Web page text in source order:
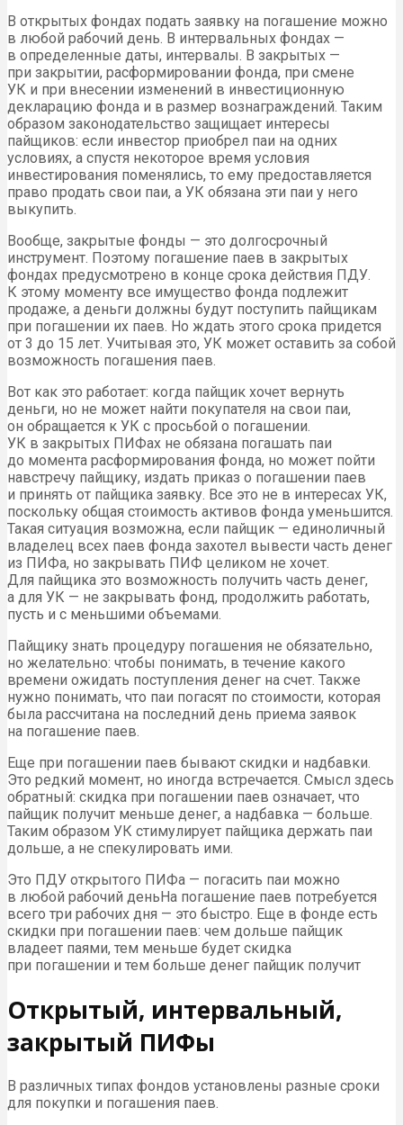
В открытых фондах подать заявку на погашение можно
в любой рабочий день. В интервальных фондах —
в определенные даты, интервалы. В закрытых —
при закрытии, расформировании фонда, при смене
УК и при внесении изменений в инвестиционную
декларацию фонда и в размер вознаграждений. Таким
образом законодательство защищает интересы
пайщиков: если инвестор приобрел паи на одних
условиях, а спустя некоторое время условия
инвестирования поменялись, то ему предоставляется
право продать свои паи, а УК обязана эти паи у него
выкупить.
Вообще, закрытые фонды — это долгосрочный
инструмент. Поэтому погашение паев в закрытых
фондах предусмотрено в конце срока действия ПДУ.
К этому моменту все имущество фонда подлежит
продаже, а деньги должны будут поступить пайщикам
при погашении их паев. Но ждать этого срока придется
от 3 до 15 лет. Учитывая это, УК может оставить за собой
возможность погашения паев.
Вот как это работает: когда пайщик хочет вернуть
деньги, но не может найти покупателя на свои паи,
он обращается к УК с просьбой о погашении.
УК в закрытых ПИФах не обязана погашать паи
до момента расформирования фонда, но может пойти
навстречу пайщику, издать приказ о погашении паев
и принять от пайщика заявку. Все это не в интересах УК,
поскольку общая стоимость активов фонда уменьшится.
Такая ситуация возможна, если пайщик — единоличный
владелец всех паев фонда захотел вывести часть денег
из ПИФа, но закрывать ПИФ целиком не хочет.
Для пайщика это возможность получить часть денег,
а для УК — не закрывать фонд, продолжить работать,
пусть и с меньшими объемами.
Пайщику знать процедуру погашения не обязательно,
но желательно: чтобы понимать, в течение какого
времени ожидать поступления денег на счет. Также
нужно понимать, что паи погасят по стоимости, которая
была рассчитана на последний день приема заявок
на погашение паев.
Еще при погашении паев бывают скидки и надбавки.
Это редкий момент, но иногда встречается. Смысл здесь
обратный: скидка при погашении паев означает, что
пайщик получит меньше денег, а надбавка — больше.
Таким образом УК стимулирует пайщика держать паи
дольше, а не спекулировать ими.
Это ПДУ открытого ПИФа — погасить паи можно
в любой рабочий деньНа погашение паев потребуется
всего три рабочих дня — это быстро. Еще в фонде есть
скидки при погашении паев: чем дольше пайщик
владеет паями, тем меньше будет скидка
при погашении и тем больше денег пайщик получит
Открытый, интервальный,
закрытый ПИФы
В различных типах фондов установлены разные сроки
для покупки и погашения паев.